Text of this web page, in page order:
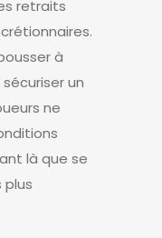
retraits
à
un
ne
là que se
plus